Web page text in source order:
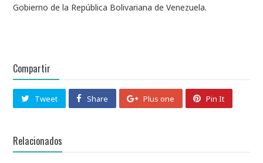
Gobierno de la República Bolivariana de Venezuela.
Compartir
Tweet Share Plus one Pin It
Relacionados